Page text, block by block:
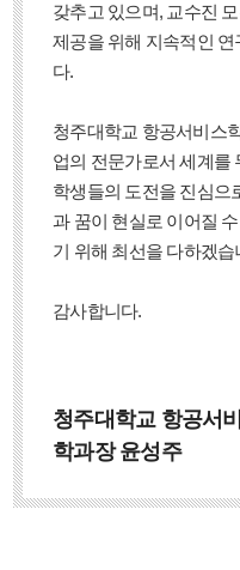
갖추고 있으며, 교수진
제공을 위해 지속적인
다.
청주대학교 항공서비스
업의 전문가로서 세계를
학생들의 도전을 진심으
과 꿈이 현실로 이어질
기 위해 최선을 다하겠습
감사합니다.
청주대학교 항공서
학과장 윤성주